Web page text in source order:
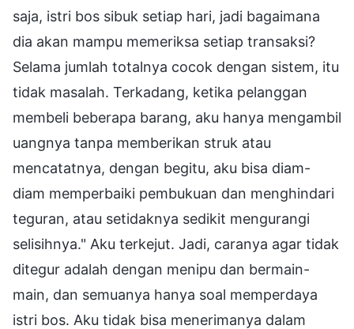
saja, istri bos sibuk setiap hari, jadi bagaimana
dia akan mampu memeriksa setiap transaksi?
Selama jumlah totalnya cocok dengan sistem, itu
tidak masalah. Terkadang, ketika pelanggan
membeli beberapa barang, aku hanya mengambil
uangnya tanpa memberikan struk atau
mencatatnya, dengan begitu, aku bisa diam-
diam memperbaiki pembukuan dan menghindari
teguran, atau setidaknya sedikit mengurangi
selisihnya." Aku terkejut. Jadi, caranya agar tidak
ditegur adalah dengan menipu dan bermain-
main, dan semuanya hanya soal memperdaya
istri bos. Aku tidak bisa menerimanya dalam